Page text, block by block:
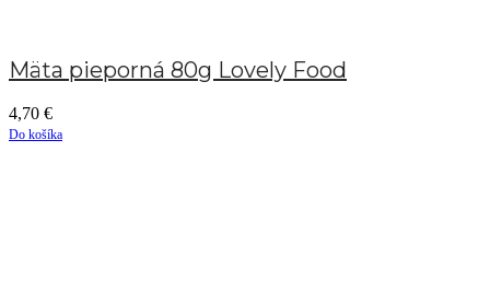
Mäta pieporná 80g Lovely Food
4,70 €
Do košíka